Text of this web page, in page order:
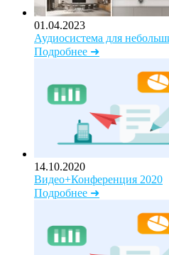
01.04.2023
Аудиосистема для
Подробнее ➜
14.10.2020
Видео+Конференция 2020
Подробнее ➜